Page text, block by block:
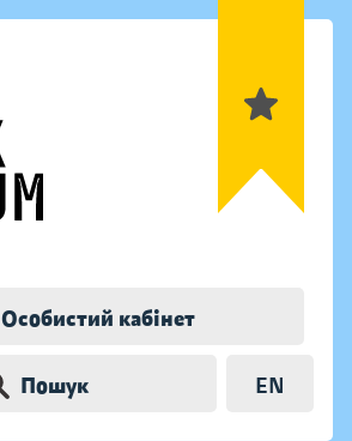
Особистий кабінет
Пошук EN